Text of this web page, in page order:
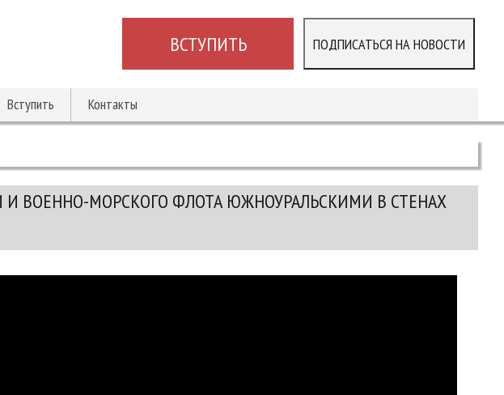
ВСТУПИТЬ ПОДПИСАТЬСЯ НА НОВОСТИ
Вступить Контакты
ВОЕННО-МОРСКОГО ФЛОТА ЮЖНОУРАЛЬСКИМИ В СТЕНАХ